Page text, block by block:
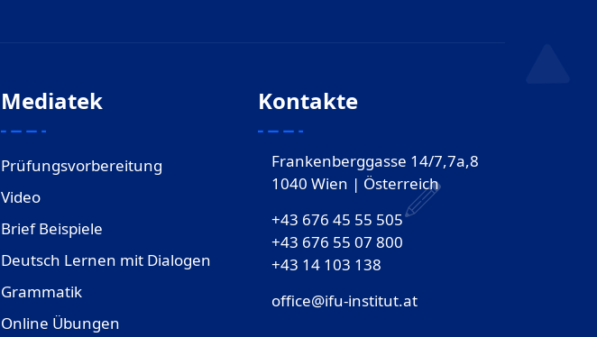
Mediatek
Prüfungsvorbereitung
Video
Brief Beispiele
Deutsch Lernen mit Dialogen
Grammatik
Online Übungen
Kontakte
Frankenberggasse 14/7,7a,8
1040 Wien | Österreich
+43 676 45 55 505
+43 676 55 07 800
‎+43 14 103 138
office@ifu-institut.at